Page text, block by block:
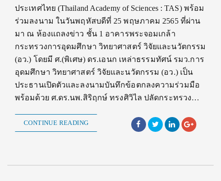
ประเทศไทย (Thailand Academy of Sciences : TAS) พร้อม
ร่วมลงนาม ในวันพฤหัสบดีที่ 25 พฤษภาคม 2565 ที่ผ่าน
มา ณ ห้องแถลงข่าว ชั้น 1 อาคารพระจอมเกล้า
กระทรวงการอุดมศึกษา วิทยาศาสตร์ วิจัยและนวัตกรรม
(อว.) โดยมี ศ.(พิเศษ) ดร.เอนก เหล่าธรรมทัศน์ รมว.การ
อุดมศึกษา วิทยาศาสตร์ วิจัยและนวัตกรรม (อว.) เป็น
ประธานเปิดตัวและลงนามบันทึกข้อตกลงความร่วมมือ
พร้อมด้วย ศ.ดร.นพ.สิริฤกษ์ ทรงศิวิไล ปลัดกระทรวง…
CONTINUE READING